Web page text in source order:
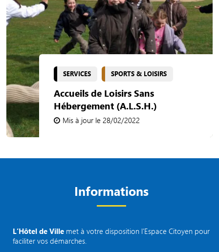
SERVICES SPORTS & LOISIRS
Accueils de Loisirs Sans
Hébergement (A.L.S.H.)
Mis à jour le 28/02/2022
Informations
L’Hôtel de Ville met à votre disposition l’Espace Citoyen pour
faciliter vos démarches.